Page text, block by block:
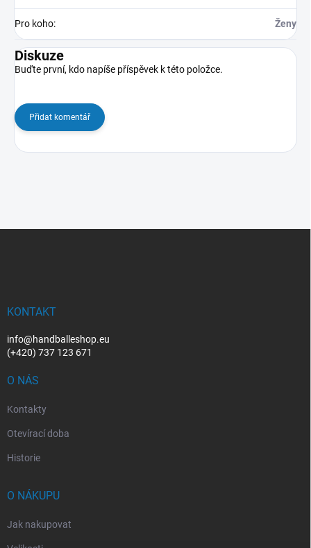
Pro koho: Ženy
Diskuze
Buďte první, kdo napíše příspěvek k této položce.
Přidat komentář
KONTAKT
info@handballeshop.eu
(+420) 737 123 671
O NÁS
Kontakty
Otevírací doba
Historie
O NÁKUPU
Jak nakupovat